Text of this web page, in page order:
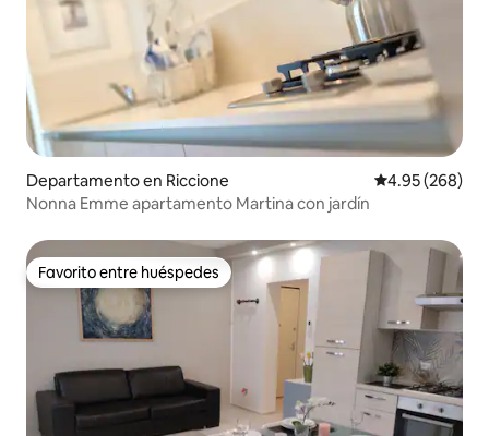
Departamento en Riccione Calificación
4.95 (268)
Nonna Emme apartamento Martina con jardín
Favorito entre huéspedes
Favorito entre huéspedes